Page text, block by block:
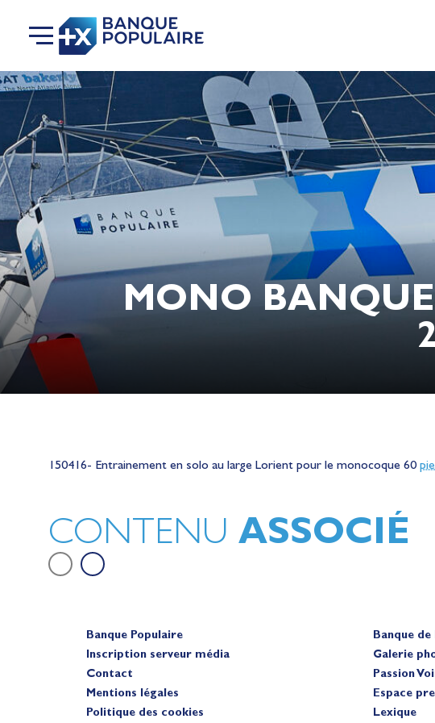
MONO
150416- Entrainement en solo au large Lorient pour le monocoque 60
CONTENU ASSOCIÉ
sur le plan d'eau des Jeux Olympiques
Banque Populaire
Inscription serveur média
Contact
Mentions légales
Politique des cookies
Banque de
Galerie
Passion
Espace
Lexique